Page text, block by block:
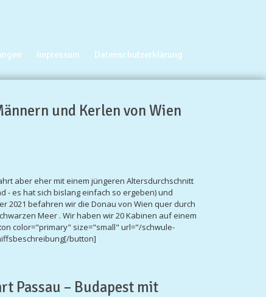
Impressum Datenschutzerklärung
und Kerlen von Wien
aber eher mit einem jüngeren Altersdurchschnitt
- es hat sich bislang einfach so ergeben) und
2021 befahren wir die Donau von Wien quer durch
Meer . Wir haben wir 20 Kabinen auf einem
color="primary" size="small" url="/schwule-
button]
Passau – Budapest mit